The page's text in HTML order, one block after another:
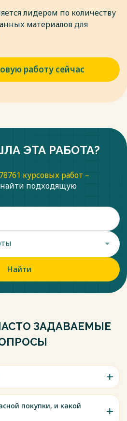
лидером по количеству
материалов для
работу сейчас
ЭТА РАБОТА?
78761 курсовых работ –
подходящую
Найти
ЗАДАВАЕМЫЕ
покупки, и какой